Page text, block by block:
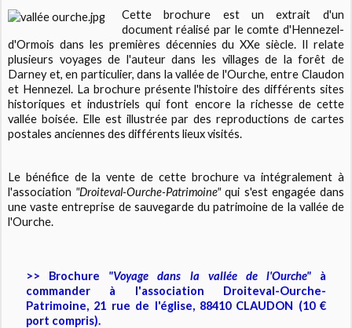
Cette brochure est un extrait d'un
document réalisé par le comte d'Hennezel-
d'Ormois dans les premières décennies du XXe siècle. Il relate
plusieurs voyages de l'auteur dans les villages de la forêt de
Darney et, en particulier, dans la vallée de l'Ourche, entre Claudon
et Hennezel. La brochure présente l'histoire des différents sites
historiques et industriels qui font encore la richesse de cette
vallée boisée. Elle est illustrée par des reproductions de cartes
postales anciennes des différents lieux visités.
Le bénéfice de la vente de cette brochure va intégralement à
l'association "Droiteval-Ourche-Patrimoine"qui s'est engagée dans
une vaste entreprise de sauvegarde du patrimoine de la vallée de
l'Ourche.
>> Brochure "Voyage dans la vallée de l'Ourche"à
commander à l'association Droiteval-Ourche-
Patrimoine, 21 rue de l'église, 88410 CLAUDON (10 €
port compris).